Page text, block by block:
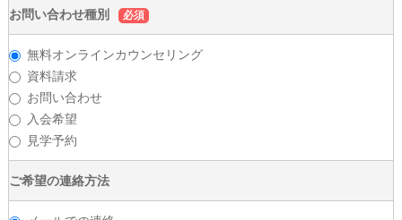
お問い合わせ種別 必須
無料オンラインカウンセリング
資料請求
お問い合わせ
入会希望
見学予約
ご希望の連絡方法